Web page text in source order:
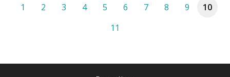
1 2 3 4 5 6 7 8 9
10
11